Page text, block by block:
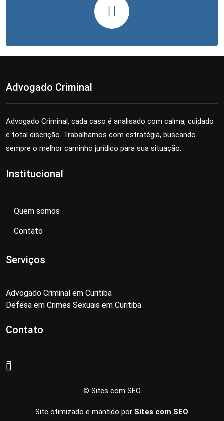
Advogado Criminal
Advogado Criminal, cada caso é analisado com calma, cuidado
e total discrição. Trabalhamos com estratégia, buscando
sempre o melhor caminho jurídico para sua situação.
Institucional
Quem somos
Contato
Serviços
Advogado Criminal em Curitiba
Defesa em Crimes Sexuais em Curitiba
Contato
© Sites com SEO
Site otimizado e mantido por Sites com SEO